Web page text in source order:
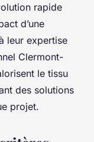
rapide
d’une
leur expertise
Clermont-
le tissu
des solutions
projet.